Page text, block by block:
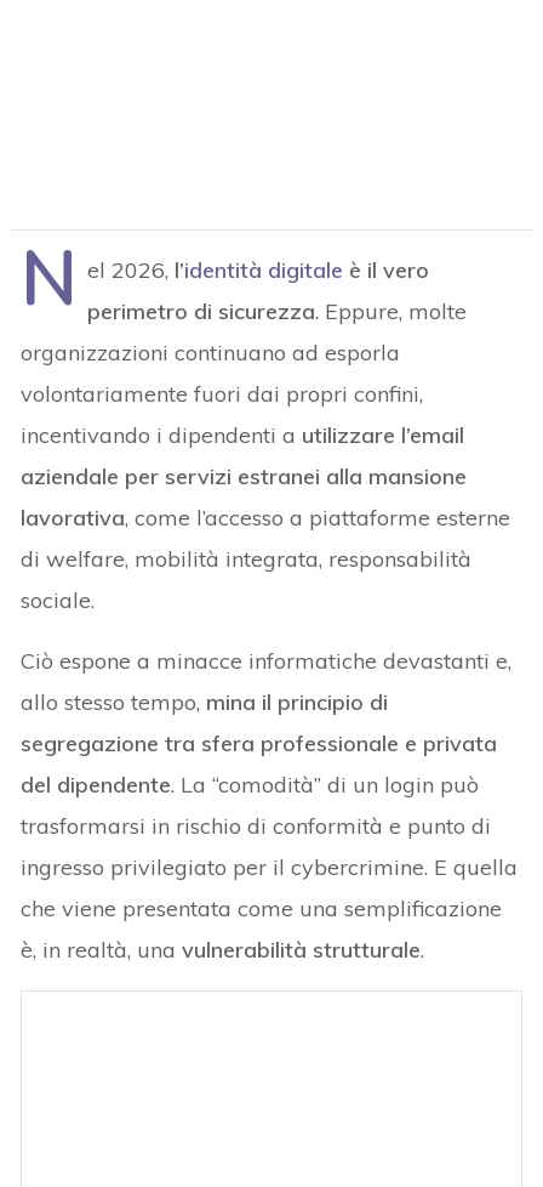
N el 2026, l’identità digitale è il vero
perimetro di sicurezza. Eppure, molte
organizzazioni continuano ad esporla
volontariamente fuori dai propri confini,
incentivando i dipendenti a utilizzare l’email
aziendale per servizi estranei alla mansione
lavorativa, come l’accesso a piattaforme esterne
di welfare, mobilità integrata, responsabilità
sociale.
Ciò espone a minacce informatiche devastanti e,
allo stesso tempo, mina il principio di
segregazione tra sfera professionale e privata
del dipendente. La “comodità” di un login può
trasformarsi in rischio di conformità e punto di
ingresso privilegiato per il cybercrimine. E quella
che viene presentata come una semplificazione
è, in realtà, unavulnerabilità strutturale.